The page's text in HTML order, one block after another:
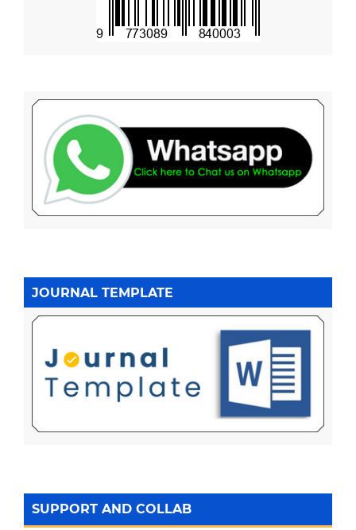
JOURNAL TEMPLATE
SUPPORT AND COLLAB